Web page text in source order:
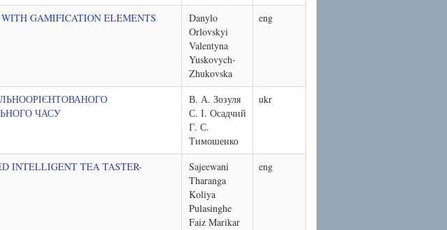
GAMIFICATION ELEMENTS
Danylo
Orlovskyi
Valentyna
Yuskovych-
Zhukovska
eng
ЧАСУ
В. А. Зозуля
С. І. Осадчий
Г. С.
Тимошенко
ukr
INTELLIGENT TEA TASTER-
Sajeewani
Tharanga
Koliya
Pulasinghe
Faiz Marikar
eng